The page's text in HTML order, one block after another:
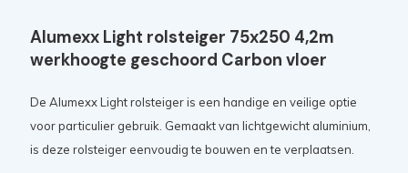
Alumexx Light rolsteiger 75x250 4,2m
werkhoogte geschoord Carbon vloer
De Alumexx Light rolsteiger is een handige en veilige optie
voor particulier gebruik. Gemaakt van lichtgewicht aluminium,
is deze rolsteiger eenvoudig te bouwen en te verplaatsen.